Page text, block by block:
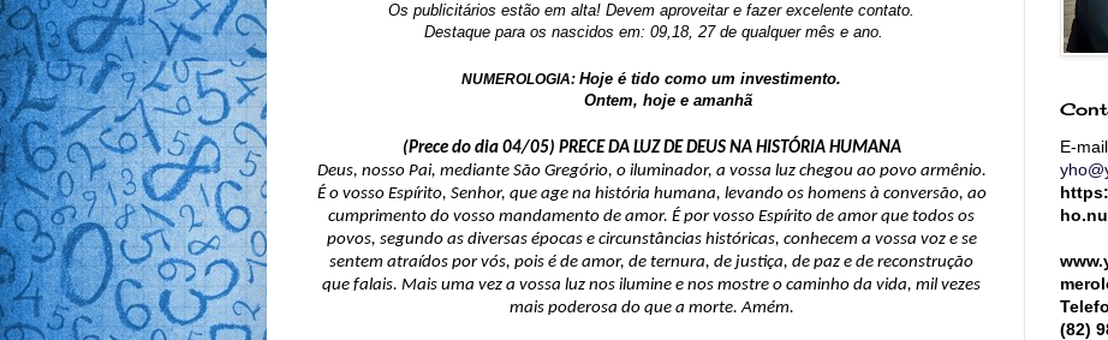
Os publicitários estão em alta! Devem aproveitar e fazer excelente contato.
Destaque para os nascidos em: 09,18, 27 de qualquer mês e ano.
NUMEROLOGIA: Hoje é tido como um investimento.
Ontem, hoje e amanhã
(Prece do dia 04/05) PRECE DA LUZ DE DEUS NA HISTÓRIA HUMANA
Deus, nosso Pai, mediante São Gregório, o iluminador, a vossa luz chegou ao povo armênio.
É o vosso Espírito, Senhor, que age na história humana, levando os homens à conversão, ao
cumprimento do vosso mandamento de amor. É por vosso Espírito de amor que todos os
povos, segundo as diversas épocas e circunstâncias históricas, conhecem a vossa voz e se
sentem atraídos por vós, pois é de amor, de ternura, de justiça, de paz e de reconstrução
que falais. Mais uma vez a vossa luz nos ilumine e nos mostre o caminho da vida, mil vezes
mais poderosa do que a morte. Amém.
E-
(82)